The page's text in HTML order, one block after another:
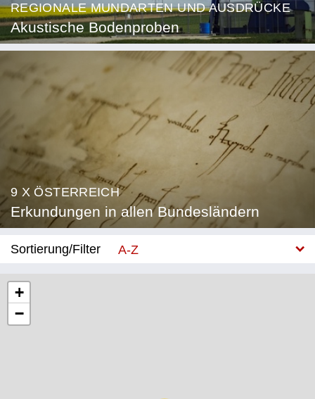
REGIONALE MUNDARTEN UND AUSDRÜCKE
Akustische Bodenproben
9 X ÖSTERREICH
Erkundungen in allen Bundesländern
Sortierung/Filter
A-Z
+
−